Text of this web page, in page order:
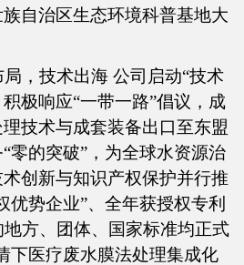
自治区生态环境科普基地大
，技术出海 公司启动“技术
极响应“一带一路”倡议，成
技术与成套装备出口至东盟
零的突破”，为全球水资源治
创新与知识产权保护并行推
优势企业”、全年获授权专利
方、团体、国家标准均正式
下医疗废水膜法处理集成化